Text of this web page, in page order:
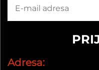
Adresa: